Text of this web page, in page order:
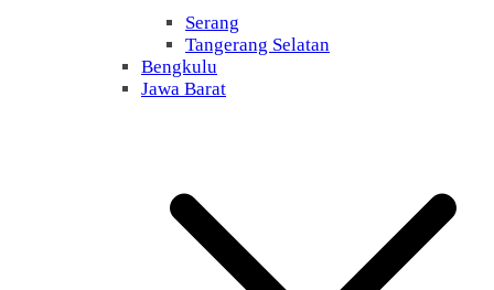
Serang
Tangerang Selatan
Bengkulu
Jawa Barat